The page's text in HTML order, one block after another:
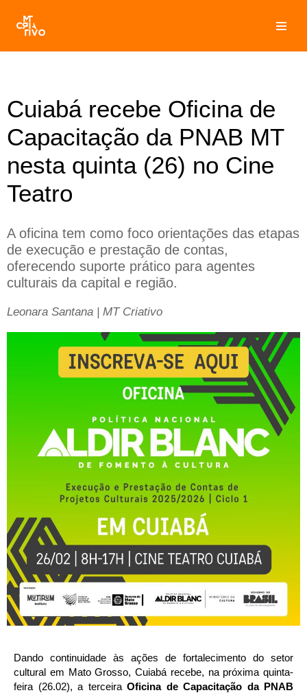
Pular
para
Cuiabá recebe Oficina de
Capacitação da PNAB MT
nesta quinta (26) no Cine
Teatro
A oficina tem como foco orientações das etapas
de execução e prestação de contas,
oferecendo suporte prático para agentes
culturais da capital e região.
Leonara Santana | MT Criativo
Dando continuidade às ações de fortalecimento do setor
cultural em Mato Grosso, Cuiabá recebe, na próxima quinta-
feira (26.02), a terceira Oficina de Capacitação da PNAB